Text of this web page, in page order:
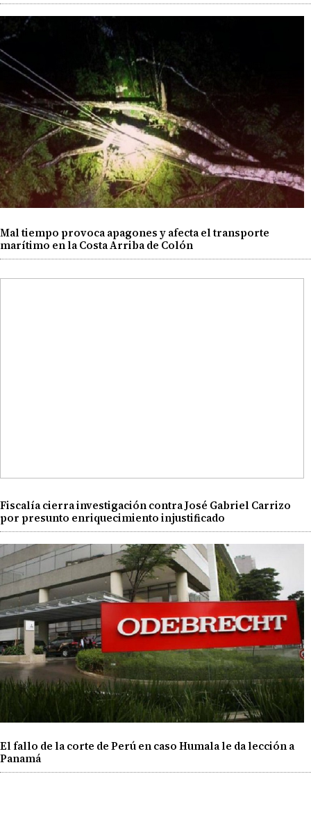
Mal tiempo provoca apagones y afecta el transporte
marítimo en la Costa Arriba de Colón
Fiscalía cierra investigación contra José Gabriel Carrizo
por presunto enriquecimiento injustificado
El fallo de la corte de Perú en caso Humala le da lección a
Panamá